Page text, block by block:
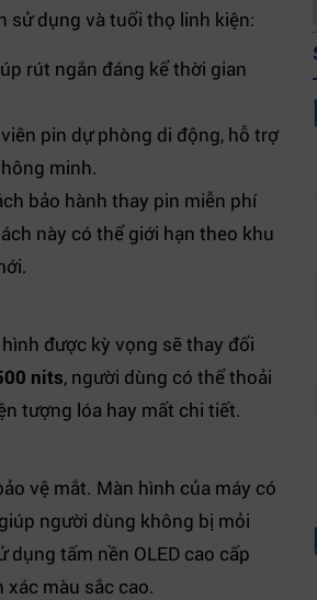
sử dụng và tuổi thọ linh kiện:
rút ngắn đáng kể thời gian
pin dự phòng di động, hỗ trợ
minh.
bảo hành thay pin miễn phí
này có thể giới hạn theo khu
được kỳ vọng sẽ thay đổi
nits, người dùng có thể thoải
tượng lóa hay mất chi tiết.
vệ mắt. Màn hình của máy có
người dùng không bị mỏi
tấm nền OLED cao cấp
màu sắc cao.